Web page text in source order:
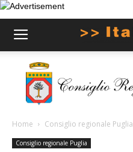
Home Consiglio regionale Puglia
Consiglio regionale Puglia